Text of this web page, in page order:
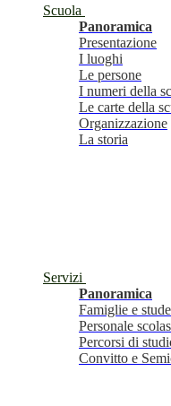
Scuola
Panoramica
Presentazione
I luoghi
Le persone
I numeri della
Le carte della
Organizzazione
La storia
Servizi
Panoramica
Famiglie e
Personale
Percorsi di
Convitto e